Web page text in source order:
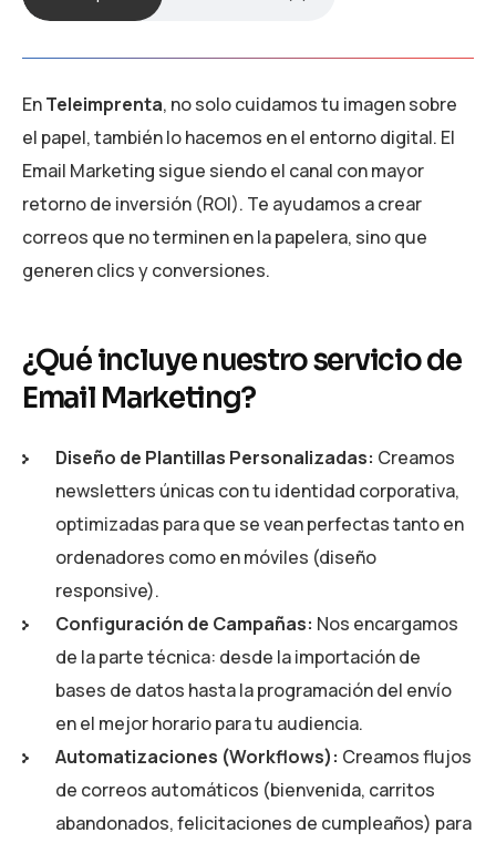
EnTeleimprenta, no solo cuidamos tu imagen sobre
el papel, también lo hacemos en el entorno digital. El
Email Marketing sigue siendo el canal con mayor
retorno de inversión (ROI). Te ayudamos a crear
correos que no terminen en la papelera, sino que
generen clics y conversiones.
¿Qué incluye nuestro servicio de
Email Marketing?
Diseño de Plantillas Personalizadas: Creamos
newsletters únicas con tu identidad corporativa,
optimizadas para que se vean perfectas tanto en
ordenadores como en móviles (diseño
responsive).
Configuración de Campañas: Nos encargamos
de la parte técnica: desde la importación de
bases de datos hasta la programación del envío
en el mejor horario para tu audiencia.
Automatizaciones (Workflows): Creamos flujos
de correos automáticos (bienvenida, carritos
abandonados, felicitaciones de cumpleaños) para